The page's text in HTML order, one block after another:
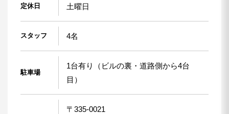
定休日 土曜日
スタッフ 4名
駐車場
1台有り（ビルの裏・道路側から4台
目）
〒335-0021